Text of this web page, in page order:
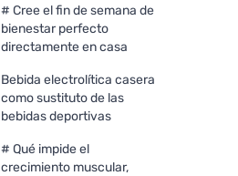
# Cree el fin de semana de
bienestar perfecto
directamente en casa
Bebida electrolítica casera
como sustituto de las
bebidas deportivas
# Qué impide el
crecimiento muscular,